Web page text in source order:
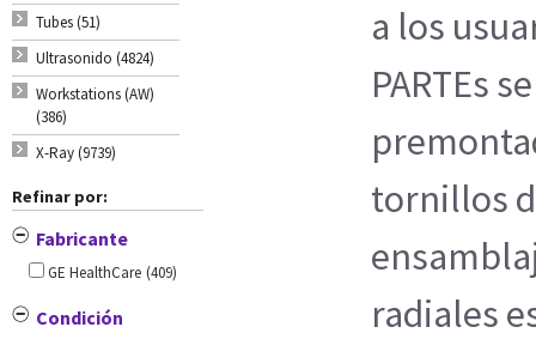
Tubes (51)
Ultrasonido (4824)
Workstations (AW)
(386)
X-Ray (9739)
Refinar por:
Fabricante
GE HealthCare (409)
Condición
a los
PARTEs
tornillos
radiales